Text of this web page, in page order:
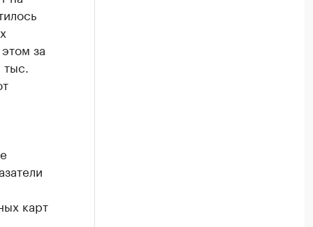
за
карт